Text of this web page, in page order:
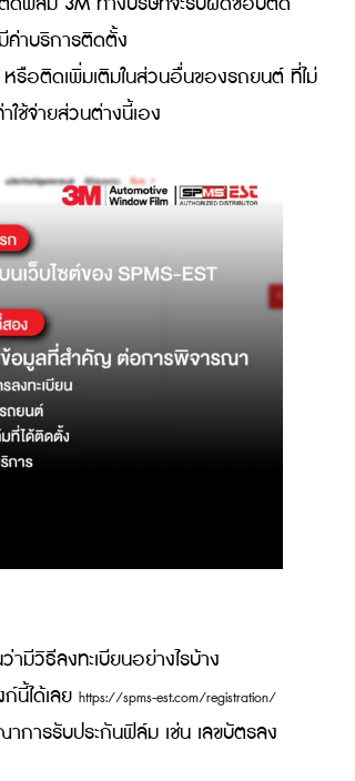
ำเป็นต้องศึกษาเงื่อนไขการเคลมไว้ เพื่
บผิดชอบเปลี่ยนฟิล์มใหม่ให้ ตามที่พิจารณา
นแรกที่ติดฟิล์ม 3M ทางบริษัทจะรับผิดชอ
ด โดยมีค่าบริการติดตั้ง
ฟิล์ม หรือติดเพิ่มเติมในส่วนอื่นของรถย
ชอบค่าใช้จ่ายส่วนต่างนี้เอง